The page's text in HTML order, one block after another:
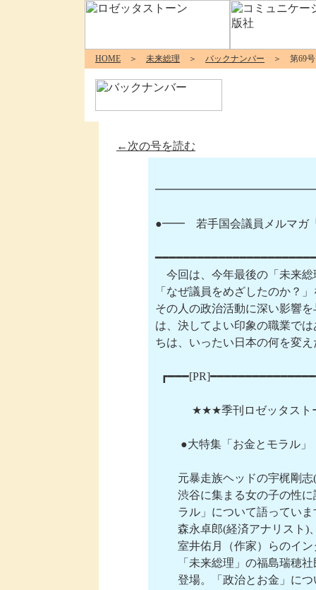
HOME ＞ 未来総理 ＞ バックナンバー ＞ 第69号
←次の号を読む
●━━　若手国会議員メルマ
今回は、今年最後の「未来総
「なぜ議員をめざしたのか？
その人の政治活動に深い影響
は、決してよい印象の職業で
ちは、いったい日本の何を変
★★★季刊ロゼッタストー
●大特集「お金とモラル」
元暴走族ヘッドの宇梶剛志(
渋谷に集まる女の子の性に
ラル」について語っていま
森永卓郎(経済アナリスト)
室井佑月（作家）らのイン
「未来総理」の福島瑞穂社
登場。「政治とお金」につ